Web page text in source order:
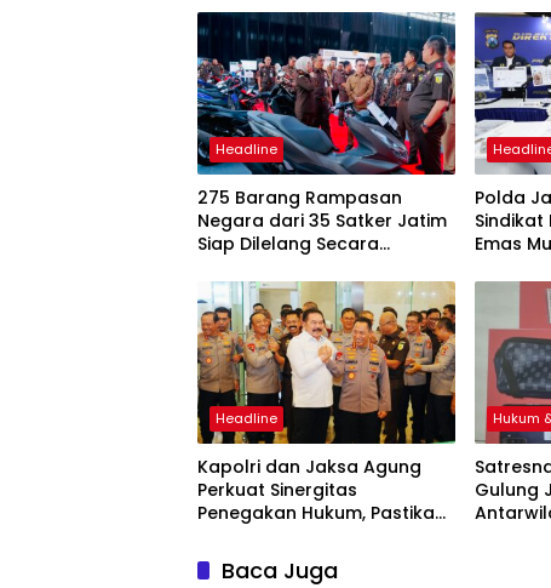
Headline
275 Barang Rampasan
Negara dari 35 Satker Jatim
Siap Dilelang Secara
Polda
Sindikat
Emas
Lapas
Headline
Kapolri dan Jaksa Agung
Perkuat Sinergitas
Penegakan Hukum, Pastikan
Hukum
Gulung
Baca Juga